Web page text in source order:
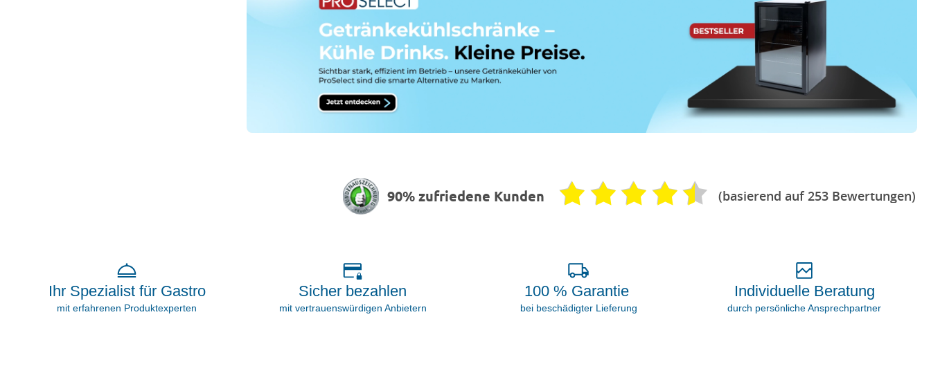
90% zufriedene Kunden (basierend auf 253 Bewertungen)
Ihr Spezialist für Gastro
mit erfahrenen Produktexperten
Sicher bezahlen
mit vertrauenswürdigen Anbietern
100 % Garantie
bei beschädigter Lieferung
Individuelle Beratung
durch persönliche Ansprechpartner